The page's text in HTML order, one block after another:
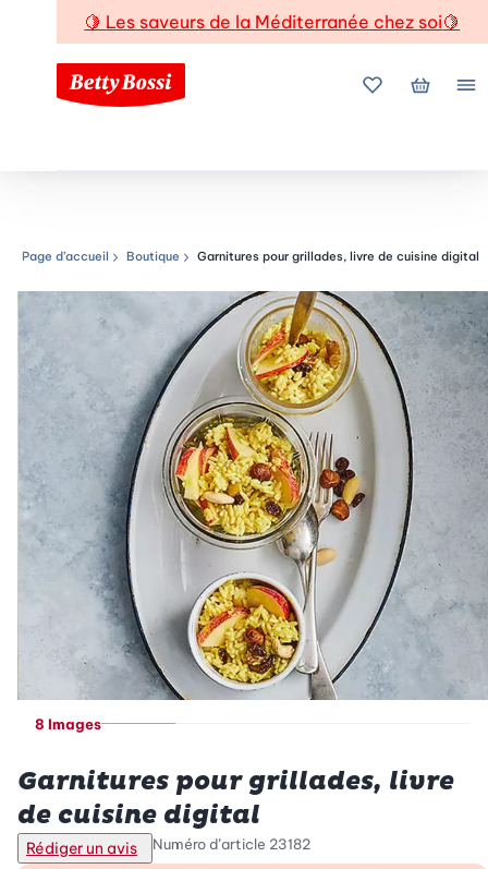
🍋 Les saveurs de la Méditerranée chez soi🍋
Mes favoris
Mon
Chemin de navigation
Page d’accueil Boutique Garnitures pour grillades, livre de cuisine digital
8 Images
Garnitures pour grillades, livre
de cuisine digital
Rédiger un avis Numéro d’article 23182